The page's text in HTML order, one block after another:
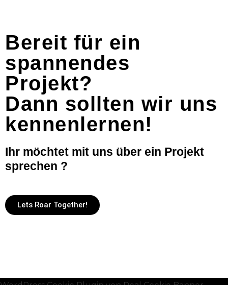
Bereit für ein
spannendes
Projekt?
Dann sollten wir uns
kennenlernen!
Ihr möchtet mit uns über ein Projekt
sprechen ?
Lets Roar Together!